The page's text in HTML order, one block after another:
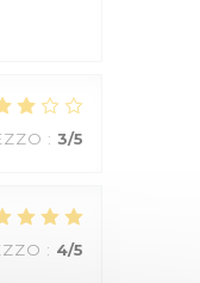
: 3/5
: 4/5